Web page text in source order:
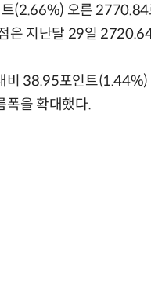
(2.66%) 오른 2770.84
은 지난달 29일
비 38.95포인트
폭을 확대했다.